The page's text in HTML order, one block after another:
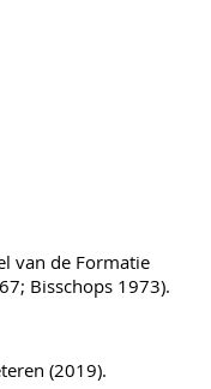
van de Formatie
Bisschops 1973).
(2019).